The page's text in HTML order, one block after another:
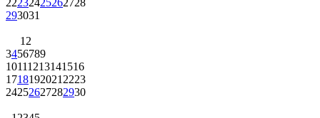
22232425262728
293031
1 2
3456789
10111213141516
1718192021 2223
24252627282930